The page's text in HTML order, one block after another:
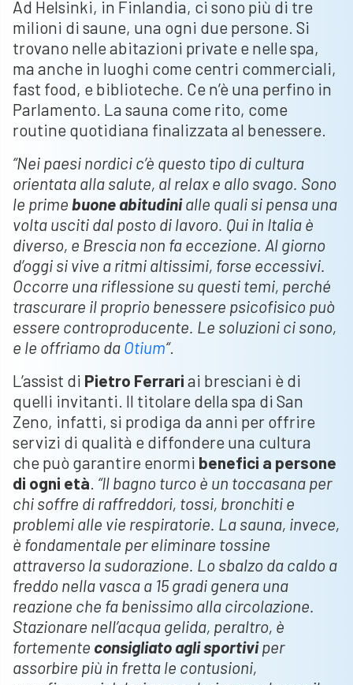
Ad Helsinki, in Finlandia, ci sono più di tre
milioni di saune, una ogni due persone. Si
trovano nelle abitazioni private e nelle spa,
ma anche in luoghi come centri commerciali,
fast food, e biblioteche. Ce n’è una perfino in
Parlamento. La sauna come rito, come
routine quotidiana finalizzata al benessere.
“Nei paesi nordici c’è questo tipo di cultura
orientata alla salute, al relax e allo svago. Sono
le prime buone abitudinialle quali si pensa una
volta usciti dal posto di lavoro. Qui in Italia è
diverso, e Brescia non fa eccezione. Al giorno
d’oggi si vive a ritmi altissimi, forse eccessivi.
Occorre una riflessione su questi temi, perché
trascurare il proprio benessere psicofisico può
essere controproducente. Le soluzioni ci sono,
e le offriamo da Otium“.
L’assist di Pietro Ferrari ai bresciani è di
quelli invitanti. Il titolare della spa di San
Zeno, infatti, si prodiga da anni per offrire
servizi di qualità e diffondere una cultura
che può garantire enormi benefici a persone
di ogni età “Il bagno turco è un toccasana per
chi soffre di raffreddori, tossi, bronchiti e
problemi alle vie respiratorie. La sauna, invece,
è fondamentale per eliminare tossine
attraverso la sudorazione. Lo sbalzo da caldo a
freddo nella vasca a 15 gradi genera una
reazione che fa benissimo alla circolazione.
Stazionare nell’acqua gelida, peraltro, è
fortemente consigliato agli sportiviper
assorbire più in fretta le contusioni,